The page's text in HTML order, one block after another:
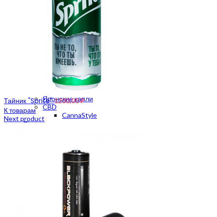
Гриндер пластиковый
Гриндер металлический
Весы на граммы
Весы карманные
Весы до 500 грамм
Аксессуары для курения
Нейтрализаторы запаха
Сетки
Зажигалки
Пепельницы
Подносы
Японские капли
CBD
CannaStyle
Хранение
Вакуумные контейнеры
Бумажки и фильтры
Бумага для самокруток
Бланты
Конусы
Мерч Crazybong
Тайник "Sprite"1200,00₽
К товарам
Next product